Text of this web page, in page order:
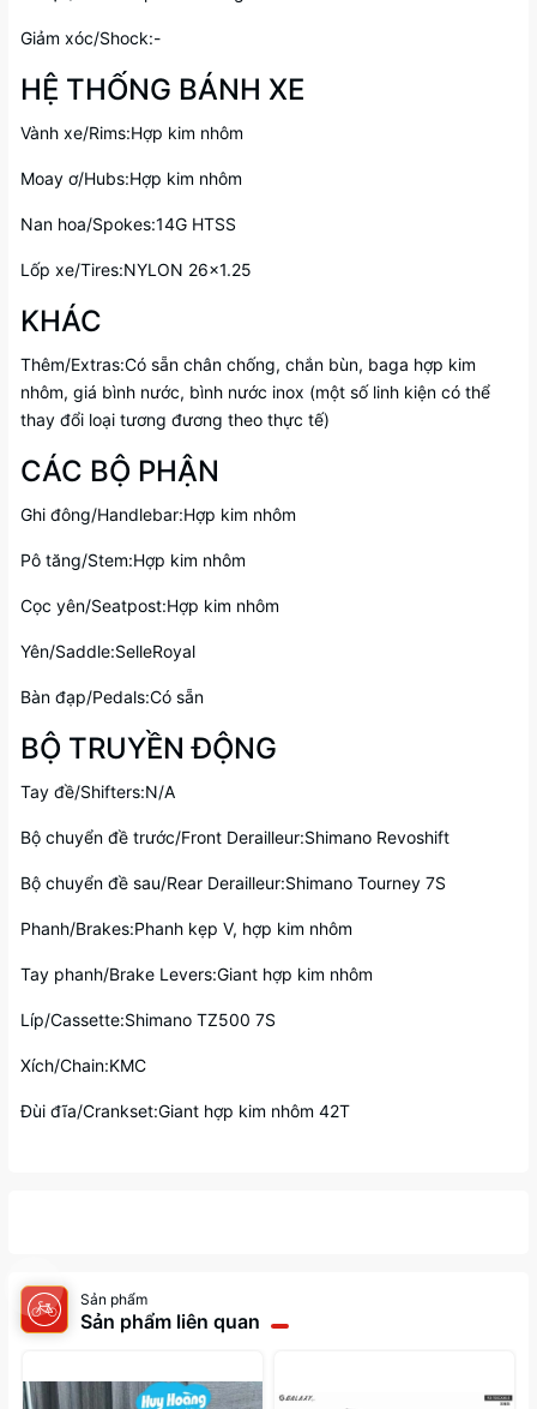
Giảm xóc/Shock:-
HỆ THỐNG BÁNH XE
Vành xe/Rims:Hợp kim nhôm
Moay ơ/Hubs:Hợp kim nhôm
Nan hoa/Spokes:14G HTSS
Lốp xe/Tires:NYLON 26x1.25
KHÁC
Thêm/Extras:Có sẵn chân chống, chắn bùn, baga hợp kim
nhôm, giá bình nước, bình nước inox (một số linh kiện có thể
thay đổi loại tương đương theo thực tế)
CÁC BỘ PHẬN
Ghi đông/Handlebar:Hợp kim nhôm
Pô tăng/Stem:Hợp kim nhôm
Cọc yên/Seatpost:Hợp kim nhôm
Yên/Saddle:SelleRoyal
Bàn đạp/Pedals:Có sẵn
BỘ TRUYỀN ĐỘNG
Tay đề/Shifters:N/A
Bộ chuyển đề trước/Front Derailleur:Shimano Revoshift
Bộ chuyển đề sau/Rear Derailleur:Shimano Tourney 7S
Phanh/Brakes:Phanh kẹp V, hợp kim nhôm
Tay phanh/Brake Levers:Giant hợp kim nhôm
Líp/Cassette:Shimano TZ500 7S
Xích/Chain:KMC
Đùi đĩa/Crankset:Giant hợp kim nhôm 42T
Sản phẩm
Sản phẩm liên quan